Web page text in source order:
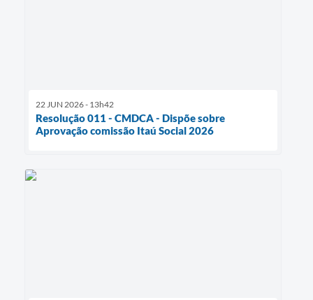
22 JUN 2026 - 13h42
Resolução 011 - CMDCA - Dispõe sobre
Aprovação comissão Itaú Social 2026